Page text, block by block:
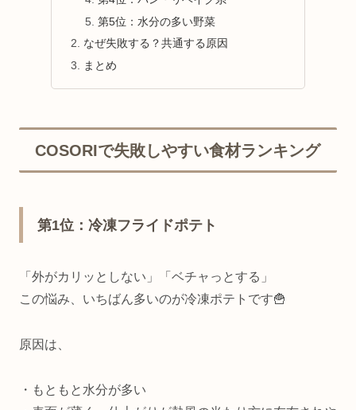
第5位：水分の多い野菜
なぜ失敗する？共通する原因
まとめ
COSORIで失敗しやすい食材ランキング
第1位：冷凍フライドポテト
「外がカリッとしない」「ベチャっとする」
この悩み、いちばん多いのが冷凍ポテトです🍟
原因は、
・もともと水分が多い